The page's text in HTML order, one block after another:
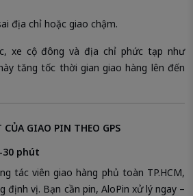
địa chỉ hoặc giao chậm.
xe cộ đông và địa chỉ phức tạp như
tăng tốc thời gian giao hàng lên đến
GIAO PIN THEO GPS
phút
tác viên giao hàng phủ toàn TP.HCM,
định vị. Bạn cần pin, AloPin xử lý ngay –